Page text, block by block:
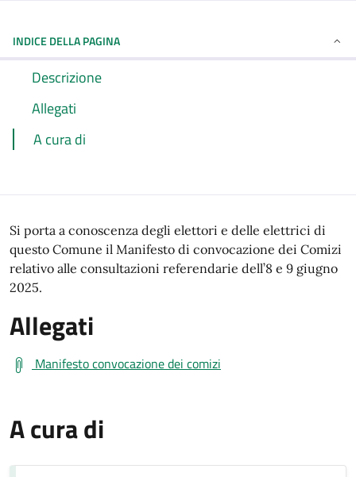
INDICE DELLA PAGINA
Descrizione
Allegati
A cura di
Si porta a conoscenza degli elettori e delle elettrici di
questo Comune il Manifesto di convocazione dei Comizi
relativo alle consultazioni referendarie dell’8 e 9 giugno
2025.
Allegati
Manifesto convocazione dei comizi
A cura di